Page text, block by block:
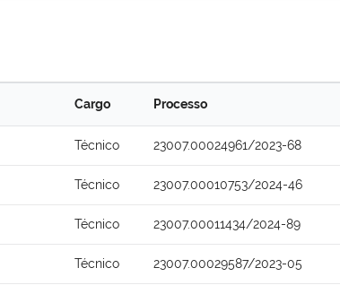
Cargo Processo
Técnico 23007.00024961/2023-68
Técnico 23007.00010753/2024-46
Técnico 23007.00011434/2024-89
Técnico 23007.00029587/2023-05